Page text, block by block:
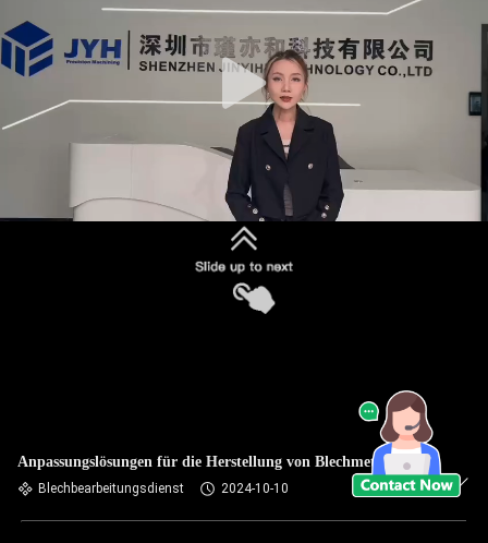
Anpassungslösungen für die Herstellung von Blechmetall
Blechbearbeitungsdienst 2024-10-10